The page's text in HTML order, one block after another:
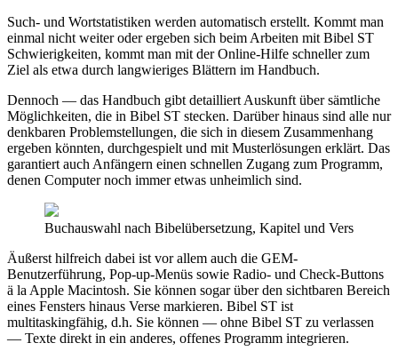
Such- und Wortstatistiken werden automatisch erstellt. Kommt man
einmal nicht weiter oder ergeben sich beim Arbeiten mit Bibel ST
Schwierigkeiten, kommt man mit der Online-Hilfe schneller zum
Ziel als etwa durch langwieriges Blättern im Handbuch.
Dennoch — das Handbuch gibt detailliert Auskunft über sämtliche
Möglichkeiten, die in Bibel ST stecken. Darüber hinaus sind alle nur
denkbaren Problemstellungen, die sich in diesem Zusammenhang
ergeben könnten, durchgespielt und mit Musterlösungen erklärt. Das
garantiert auch Anfängern einen schnellen Zugang zum Programm,
denen Computer noch immer etwas unheimlich sind.
Buchauswahl nach Bibelübersetzung, Kapitel und Vers
Äußerst hilfreich dabei ist vor allem auch die GEM-
Benutzerführung, Pop-up-Menüs sowie Radio- und Check-Buttons
ä la Apple Macintosh. Sie können sogar über den sichtbaren Bereich
eines Fensters hinaus Verse markieren. Bibel ST ist
multitaskingfähig, d.h. Sie können — ohne Bibel ST zu verlassen
— Texte direkt in ein anderes, offenes Programm integrieren.